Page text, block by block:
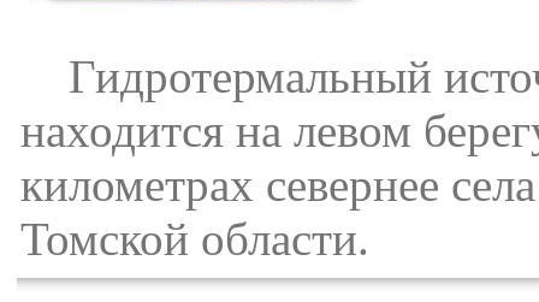
Гидротермальный
находится на левом
километрах севернее
Томской области.